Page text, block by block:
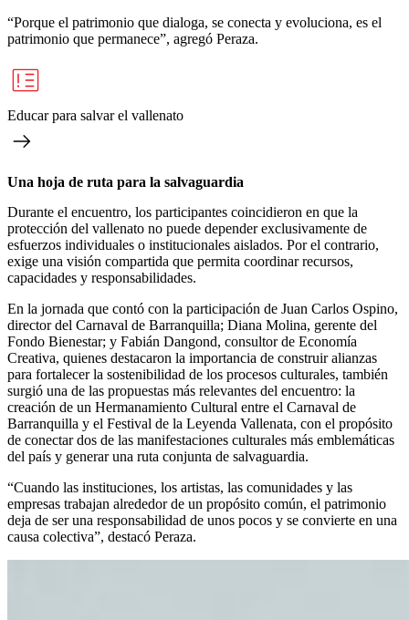
“Porque el patrimonio que dialoga, se conecta y evoluciona, es el
patrimonio que permanece”, agregó Peraza.
Educar para salvar el vallenato
Una hoja de ruta para la salvaguardia
Durante el encuentro, los participantes coincidieron en que la
protección del vallenato no puede depender exclusivamente de
esfuerzos individuales o institucionales aislados. Por el contrario,
exige una visión compartida que permita coordinar recursos,
capacidades y responsabilidades.
En la jornada que contó con la participación de Juan Carlos Ospino,
director del Carnaval de Barranquilla; Diana Molina, gerente del
Fondo Bienestar; y Fabián Dangond, consultor de Economía
Creativa, quienes destacaron la importancia de construir alianzas
para fortalecer la sostenibilidad de los procesos culturales, también
surgió una de las propuestas más relevantes del encuentro: la
creación de un Hermanamiento Cultural entre el Carnaval de
Barranquilla y el Festival de la Leyenda Vallenata, con el propósito
de conectar dos de las manifestaciones culturales más emblemáticas
del país y generar una ruta conjunta de salvaguardia.
“Cuando las instituciones, los artistas, las comunidades y las
empresas trabajan alrededor de un propósito común, el patrimonio
deja de ser una responsabilidad de unos pocos y se convierte en una
causa colectiva”, destacó Peraza.